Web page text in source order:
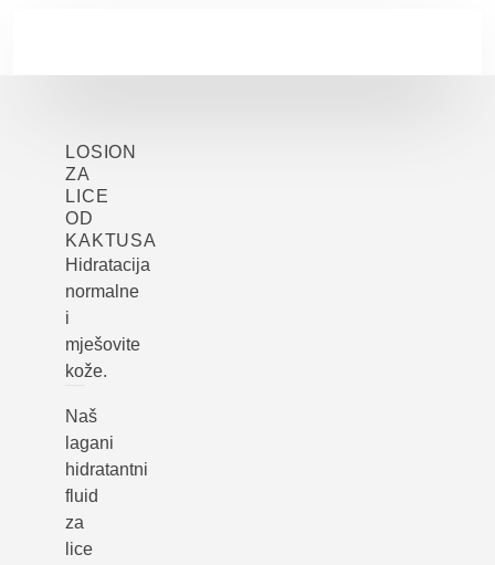
LOSION
ZA
LICE
OD
KAKTUSA
Hidratacija
normalne
i
mješovite
kože.
Naš
lagani
hidratantni
fluid
za
lice